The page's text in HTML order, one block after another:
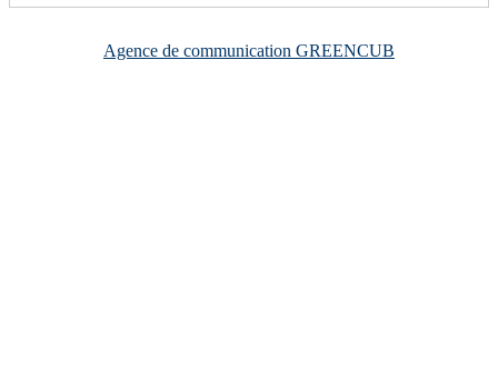
Agence de communication GREENCUB